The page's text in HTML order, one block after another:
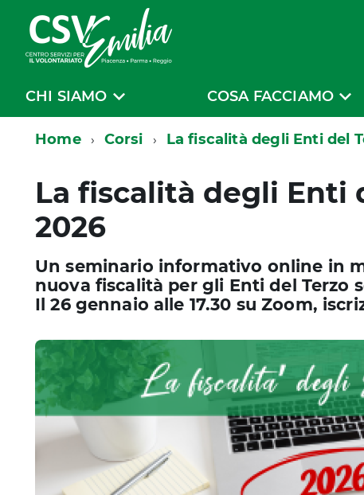
CHI SIAMO COSA FACCIAMO
Home Corsi La fiscalità degli Enti del
La fiscalità degli Enti
2026
Un seminario informativo online in
nuova fiscalità per gli Enti del Terzo
Il 26 gennaio alle 17.30 su Zoom,